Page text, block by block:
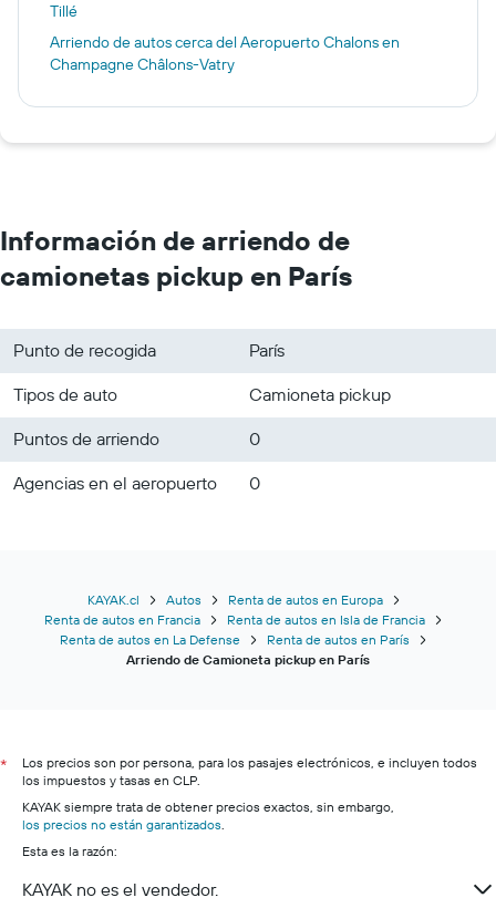
Tillé
Arriendo de autos cerca del Aeropuerto Chalons en
Champagne Châlons-Vatry
Información de arriendo de
camionetas pickup en París
Punto de recogida
París
Tipos de auto
Camioneta pickup
Puntos de arriendo
0
Agencias en el aeropuerto
0
KAYAK.cl Autos
Renta de autos en Europa
Renta de autos en Francia
Renta de autos en Isla de Francia
Renta de autos en La Defense
Renta de autos en París
Arriendo de Camioneta pickup en París
*
Los precios son por persona, para los pasajes electrónicos, e incluyen todos
los impuestos y tasas en CLP.
KAYAK siempre trata de obtener precios exactos, sin embargo,
los precios no están garantizados.
Esta es la razón:
KAYAK no es el vendedor.